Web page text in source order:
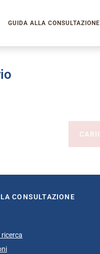
GUIDA ALLA CONSULTAZIONE
CONSULTAZIONE